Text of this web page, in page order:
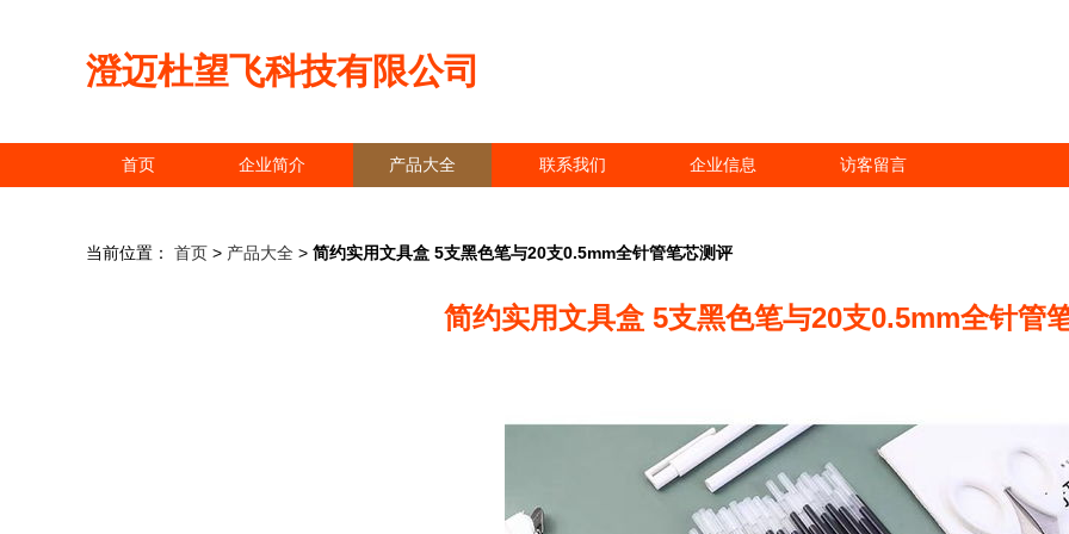
澄迈杜望飞科技有限公司
首页 企业简介 产品大全 联系我们 企业信息 访客留言
当前位置： 首页 > 产品大全 > 简约实用文具盒 5支黑色笔与20支0.5mm全针管笔芯测评
简约实用文具盒 5支黑色笔与20支0.5mm全针管